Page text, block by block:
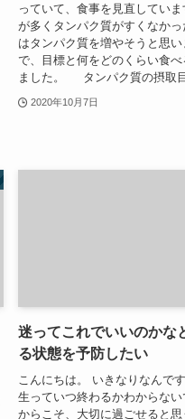
っていて、食事を見直してい
が多くタンパク質がすくなか
はタンパク質を増やそうと思い
で、目標と何をどのくらい食
ました。 タンパク質の摂取目
2020年10月7日
迷ってこれでいいのかな
る状態を予防したい
こんにちは。 いきなりなんで
生っていつ終わるかわからな
からこそ、大切に過ごせると思